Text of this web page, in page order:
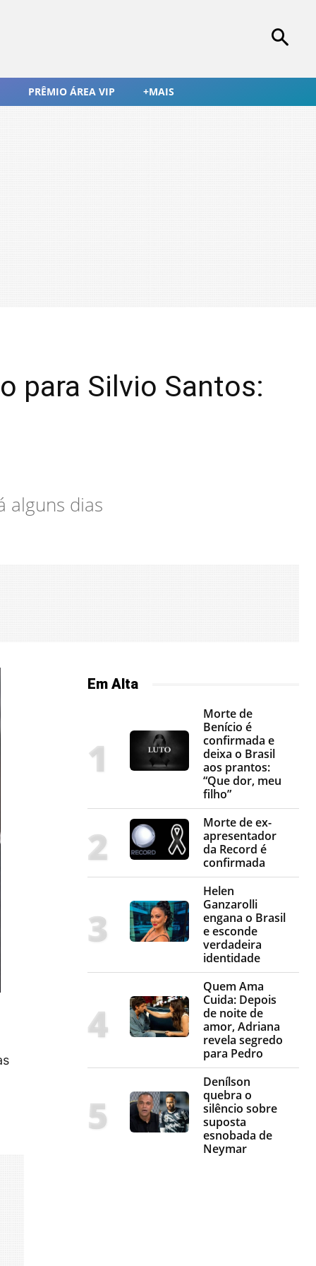
PRÊMIO ÁREA VIP +MAIS
para Silvio Santos:
alguns dias
Em Alta
Morte de
Benício é
confirmada e
deixa o Brasil
aos prantos:
“Que dor, meu
filho”
Morte de ex-
apresentador
da Record é
confirmada
Helen
Ganzarolli
engana o Brasil
e esconde
verdadeira
identidade
Quem Ama
Cuida: Depois
de noite de
amor, Adriana
revela segredo
para Pedro
Denílson
quebra o
silêncio sobre
suposta
esnobada de
Neymar